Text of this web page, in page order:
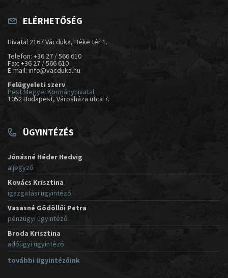
ELÉRHETŐSÉG
Hivatal 2167 Vácduka, Béke tér 1.
Telefon: +36 27 / 566 610
Fax: +36 27 / 566 610
E-mail: info@vacduka.hu
Felügyeleti szerv
Pest Megyei Kormányhivatal
1052 Budapest, Városháza utca 7.
ÜGYINTÉZÉS
Jónásné Héder Hedvig
aljegyző
Kovács Krisztina
igazgatási ügyintéző
Vasasné Gödöllői Petra
pénzügyi ügyintéző
Broda Krisztina
adóügyi ügyintéző
további ügyintézőink